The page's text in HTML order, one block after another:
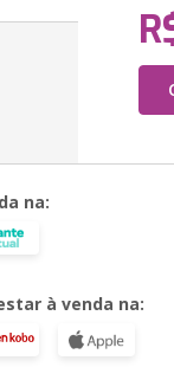
na:
à venda na: